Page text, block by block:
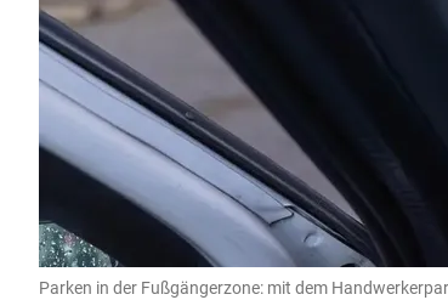
Parken in der Fußgängerzone: mit dem